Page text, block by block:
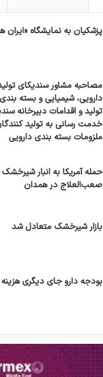
پزشکیان به نمایشگاه
مصاحبه مشاور سندیکای
دارویی، شیمیایی و بسته
تولید و اقدامات دبیرخانه
خدمت رسانی به تولید
ملزومات بسته بندی دارویی
حمله آمریکا به انبار شیرخشک
صعب‌العلاج در همدان
بازار شیرخشک متعادل شد
بودجه دارو جای دیگری